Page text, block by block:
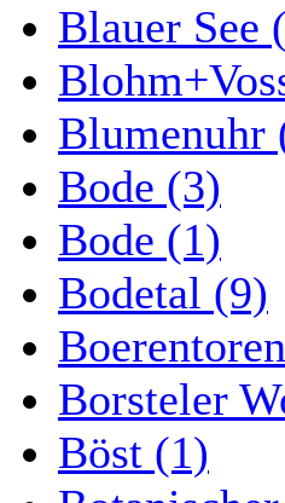
Blauer See
Blumenuhr
Bode (3)
Bode (1)
Bodetal (9)
Borsteler
Böst (1)